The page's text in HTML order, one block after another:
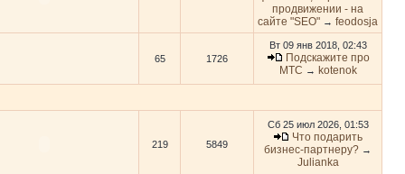
продвижении - на
сайте "SEO" → feodosja
65 1726
Вт 09 янв 2018, 02:43
Подскажите про
МТС → kotenok
219 5849
Сб 25 июл 2026, 01:53
Что подарить
бизнес-партнеру? →
Julianka